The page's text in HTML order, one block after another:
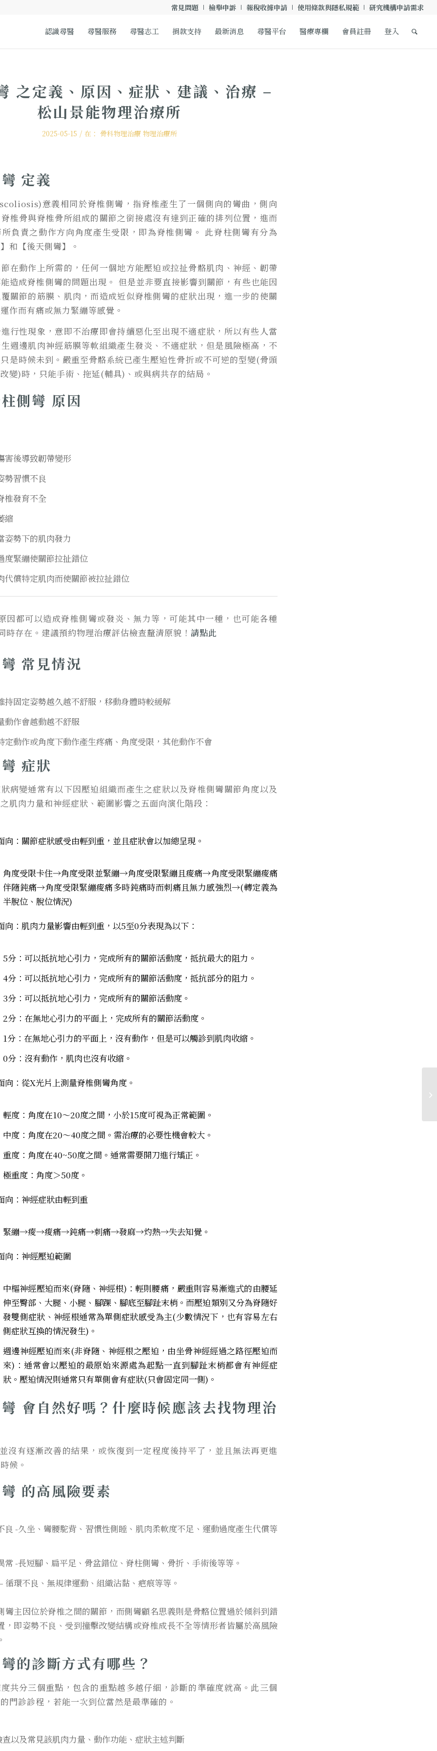
常見問題 檢舉申訴 報稅收據申請 使用條款與隱私規範 研究機構申請需求
認識尋醫 尋醫服務 尋醫志工 捐款支持 最新消息 尋醫平台 醫療專欄 會員註冊 登入
之定義、原因、症狀、建議、治療 –
松山景能物理治療所
2025-05-15 / 在： 骨科物理治療 物理治療所
定義
意義相同於脊椎側彎，指脊椎產生了一個側向的彎曲，側向
椎骨與脊椎骨所組成的關節之銜接處沒有達到正確的排列位置，進而
負責之動作方向角度產生受限，即為脊椎側彎。 此脊柱側彎有分為
和【後天側彎】。
在動作上所需的，任何一個地方能壓迫或拉扯骨骼肌肉、神經、韌帶
造成脊椎側彎的問題出現。 但是並非要直接影響到關節，有些也能因
關節的筋膜、肌肉，而造成近似脊椎側彎的症狀出現，進一步的使關
作而有痛或無力緊繃等感覺 。
行性現象，意即不治療即會持續惡化至出現不適症狀，所以有些人當
週邊肌肉神經筋膜等軟組織產生發炎、不適症狀，但是風險極高，不
是時候未到。嚴重至骨骼系統已產生壓迫性骨折或不可逆的型變(骨頭
變)時，只能手術、拖延(輔具)、或與病共存的結局。
側彎 原因
害後導致韌帶變形
勢習慣不良
椎發育不全
縮
姿勢下的肌肉發力
度緊繃使關節拉扯錯位
代償特定肌肉而使關節被拉扯錯位
因都可以造成脊椎側彎或發炎、無力等，可能其中一種，也可能各種
時存在。建議預約物理治療評估檢查釐清原貌 ！ 請點此
常見情況
持固定姿勢越久越不舒服，移動身體時較緩解
動作會越動越不舒服
定動作或角度下動作產生疼痛、角度受限，其他動作不會
症狀
病變通常有以下因壓迫組織而產生之症狀以及脊椎側彎關節角度以及
肌肉力量和神經症狀、範圍影響之五面向演化階段：
向： 關節症狀感受由輕到重，並且症狀會以加總呈現。
角度受限卡住→角度受限並緊繃→角度受限緊繃且痠痛→角度受限緊繃痠痛
伴隨鈍痛→角度受限緊繃痠痛多時鈍痛時而刺痛且無力感強烈→(轉定義為
半脫位、脫位情況)
向：肌肉力量影響由輕到重， 以5至0分表現為以下：
5分：可以抵抗地心引力，完成所有的關節活動度，抵抗最大的阻力。
4分：可以抵抗地心引力，完成所有的關節活動度，抵抗部分的阻力。
3分：可以抵抗地心引力，完成所有的關節活動度。
2分：在無地心引力的平面上，完成所有的關節活動度。
1分：在無地心引力的平面上，沒有動作，但是可以觸診到肌肉收縮。
0分：沒有動作，肌肉也沒有收縮。
向： 從X光片上測量脊椎側彎角度。
輕度：角度在10～20度之間，小於15度可視為正常範圍。
中度：角度在20～40度之間。需治療的必要性機會較大。
重度：角度在40~50度之間。通常需要開刀進行矯正。
極重度：角度＞50度。
向： 神經症狀由輕到重
緊繃→痠→痠痛→鈍痛→刺痛→發麻→灼熱→失去知覺。
向： 神經壓迫範圍
中樞神經壓迫而來(脊隨、神經根)：輕則腰痛，嚴重則容易漸進式的由腰延
伸至臀部、大腿、小腿、腳踝、腳底至腳趾末梢。而壓迫類別又分為脊隨好
發雙側症狀、神經根通常為單側症狀感受為主(少數情況下，也有容易左右
側症狀互換的情況發生)。
週邊神經壓迫而來(非脊隨、神經根之壓迫，由坐骨神經經過之路徑壓迫而
來)：通常會以壓迫的最原始來源處為起點一直到腳趾末梢都會有神經症
狀。壓迫情況則通常只有單側會有症狀(只會固定同一側)。
會自然好嗎？什麼時候應該去找物理治
沒有逐漸改善的結果，或恢復到一定程度後持平了，並且無法再更進
候。
的高風險要素
良 -久坐、彎腰駝背、習慣性側睡、肌肉柔軟度不足、運動過度產生代償等
常 -長短腳、扁平足、骨盆錯位、脊柱側彎、骨折、手術後等等。
循環不良、無規律運動、組織沾黏、疤痕等等。
彎主因位於脊椎之間的關節，而側彎顧名思義則是骨骼位置過於傾斜到錯
，即姿勢不良、受到撞擊改變結構或脊椎成長不全等情形者皆屬於高風險
的診斷方式有哪些？
共分三個重點，包含的重點越多越仔細，診斷的準確度就高。此三個
門診診程，若能一次到位當然是最準確的。
以及常見該肌肉力量、動作功能、症狀主述判斷